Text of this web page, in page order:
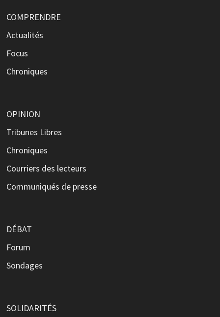
COMPRENDRE
Actualités
Focus
Chroniques
OPINION
Tribunes Libres
Chroniques
Courriers des lecteurs
Communiqués de presse
DÉBAT
Forum
Sondages
SOLIDARITÉS